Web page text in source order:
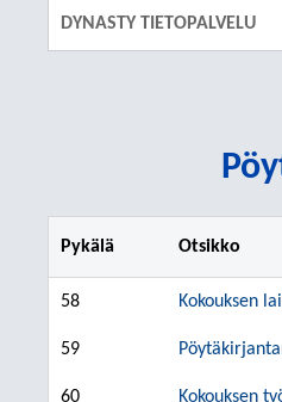
DYNASTY TIETOPALVELU
Pykälä Otsikko
58 Kokouksen
59
60 Kokouksen